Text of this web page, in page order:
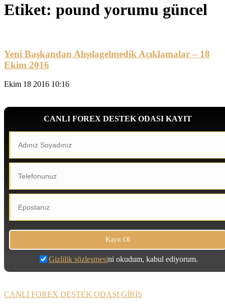
Etiket: pound yorumu güncel
Yeni Başkandan Alışılagelmedik Açıklamalar – 18
Ekim 2016
Ekim 18 2016 10:16
CANLI FOREX DESTEK ODASI KAYIT
Gizlilik sözleşmesini okudum, kabul ediyorum.
CANLI FOREX DESTEK ODASI GİRİŞ